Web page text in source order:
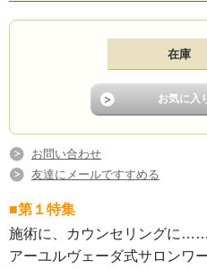
在庫
お問い合わせ
友達にメールですすめる
■第１特集
施術に、カウンセリングに……
アーユルヴェーダ式サロンワ